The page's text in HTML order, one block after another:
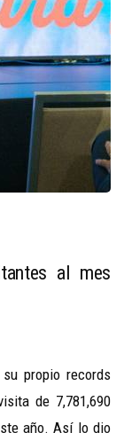
al mes
su propio records
de 7,781,690
año. Así lo dio